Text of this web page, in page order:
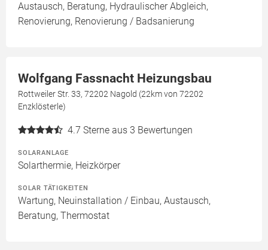
Austausch, Beratung, Hydraulischer Abgleich,
Renovierung, Renovierung / Badsanierung
Wolfgang Fassnacht Heizungsbau
Rottweiler Str. 33, 72202 Nagold (22km von 72202
Enzklösterle)
4.7 Sterne aus 3 Bewertungen
SOLARANLAGE
Solarthermie, Heizkörper
SOLAR TÄTIGKEITEN
Wartung, Neuinstallation / Einbau, Austausch,
Beratung, Thermostat